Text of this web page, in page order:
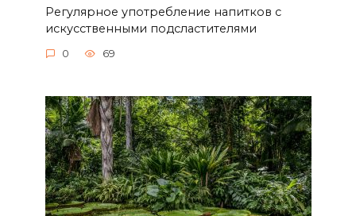
Регулярное употребление напитков с
искусственными подсластителями
0 69